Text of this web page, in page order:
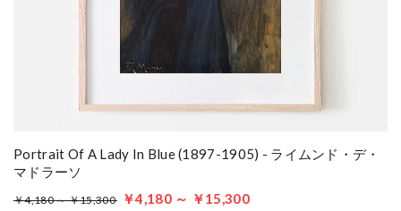
Portrait Of A Lady In Blue (1897-1905) - ライムンド・デ・
マドラーソ
￥4,180 ～ ￥15,300 ￥4,180 ～ ￥15,300